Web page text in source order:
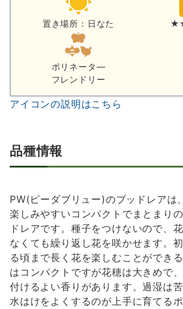
置き場所：日なた
ポリネータ―
フレンドリー
アイコンの説明はこちら
品種情報
PW(ピーダブリュー)のブッドレアは
楽しみやすいコンパクトでまとまり
ドレアです。種子をつけないので、
なくても繰り返し花を咲かせます。
る頃まで長く花を楽しむことができ
はコンパクトですが花穂は大きめで
付けるよい香りがあります。過湿は苦
水はけをよくするのが上手に育てるポ